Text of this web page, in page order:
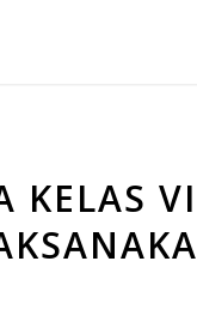
KELAS